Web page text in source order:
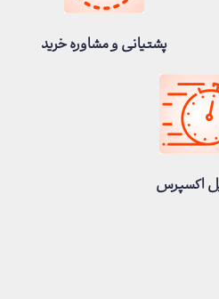
پشتیانی و مشاوره خرید
اکسپرس